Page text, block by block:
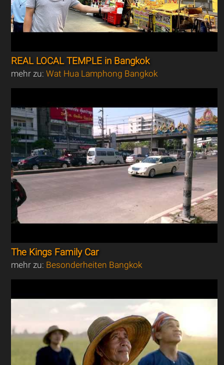
REAL LOCAL TEMPLE in Bangkok
mehr zu:Wat Hua Lamphong Bangkok
The Kings Family Car
mehr zu: Besonderheiten Bangkok